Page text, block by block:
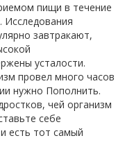
пищи в течение
Исследования
завтракают,
усталости.
провел много часов
нужно Пополнить.
чей организм
себе
есть тот самый